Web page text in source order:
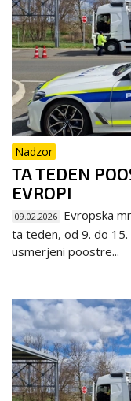
Nadzor
TA TEDEN
EVROPI
09.02.2026 Evropska
ta teden, od 9. do
usmerjeni poostre...